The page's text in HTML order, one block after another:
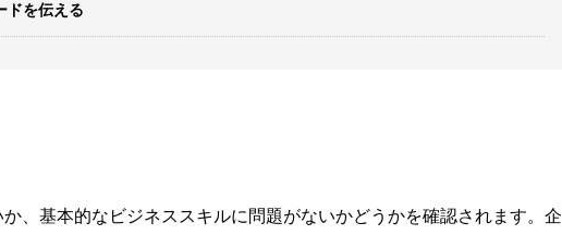
ドを伝える
、基本的なビジネススキルに問題がないかどうかを確認されます。企